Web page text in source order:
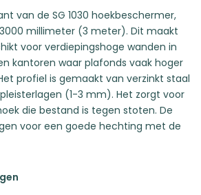
van de SG 1030 hoekbeschermer,
millimeter (3 meter). Dit maakt
voor verdiepingshoge wanden in
kantoren waar plafonds vaak hoger
profiel is gemaakt van verzinkt staal
(1-3 mm). Het zorgt voor
die bestand is tegen stoten. De
voor een goede hechting met de